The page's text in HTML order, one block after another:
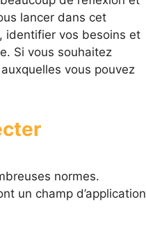
lancer dans cet
identifier vos besoins et
Si vous souhaitez
vous pouvez
normes.
un champ d’application